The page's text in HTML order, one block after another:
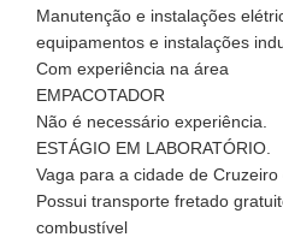
Manutenção e instalações
equipamentos e instalações
Com experiência na área
EMPACOTADOR
Não é necessário experiência.
ESTÁGIO EM LABORATÓRIO.
Vaga para a cidade de Cruzeiro
Possui transporte fretado
combustível